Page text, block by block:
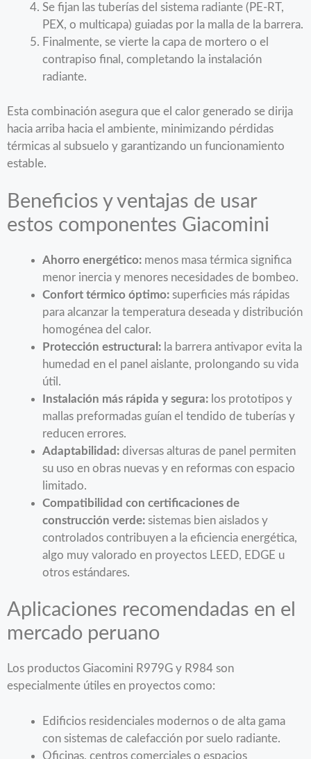
Se fijan las tuberías del sistema radiante (PE-RT,
PEX, o multicapa) guiadas por la malla de la barrera.
Finalmente, se vierte la capa de mortero o el
contrapiso final, completando la instalación
radiante.
Esta combinación asegura que el calor generado se dirija
hacia arriba hacia el ambiente, minimizando pérdidas
térmicas al subsuelo y garantizando un funcionamiento
estable.
Beneficios y ventajas de usar
estos componentes Giacomini
Ahorro energético: menos masa térmica significa
menor inercia y menores necesidades de bombeo.
Confort térmico óptimo: superficies más rápidas
para alcanzar la temperatura deseada y distribución
homogénea del calor.
Protección estructural: la barrera antivapor evita la
humedad en el panel aislante, prolongando su vida
útil.
Instalación más rápida y segura: los prototipos y
mallas preformadas guían el tendido de tuberías y
reducen errores.
Adaptabilidad: diversas alturas de panel permiten
su uso en obras nuevas y en reformas con espacio
limitado.
Compatibilidad con certificaciones de
construcción verde: sistemas bien aislados y
controlados contribuyen a la eficiencia energética,
algo muy valorado en proyectos LEED, EDGE u
otros estándares.
Aplicaciones recomendadas en el
mercado peruano
Los productos Giacomini R979G y R984 son
especialmente útiles en proyectos como:
Edificios residenciales modernos o de alta gama
con sistemas de calefacción por suelo radiante.
Oficinas, centros comerciales o espacios